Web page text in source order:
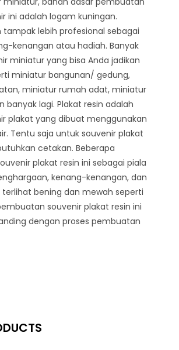
ini adalah logam kuningan.
tampak lebih profesional sebagai
kenangan atau hadiah. Banyak
miniatur yang bisa Anda jadikan
miniatur bangunan/ gedung,
miniatur rumah adat, miniatur
banyak lagi. Plakat resin adalah
plakat yang dibuat menggunakan
Tentu saja untuk souvenir plakat
cetakan. Beberapa
plakat resin ini sebagai piala
kenang-kenangan, dan
terlihat bening dan mewah seperti
souvenir plakat resin ini
dengan proses pembuatan